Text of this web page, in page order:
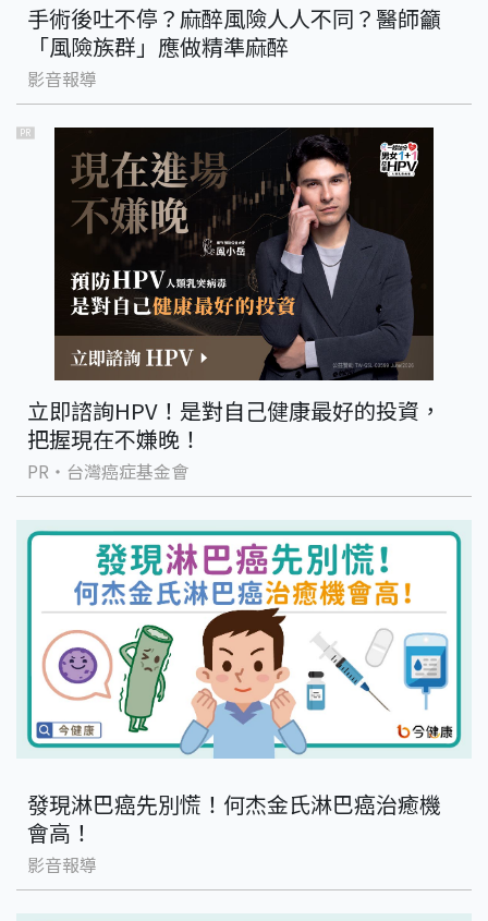
手術後吐不停？麻醉風險人人不同？醫師籲
「風險族群」應做精準麻醉
影音報導
PR
立即諮詢HPV！是對自己健康最好的投資，
把握現在不嫌晚！
PR・台灣癌症基金會
發現淋巴癌先別慌！何杰金氏淋巴癌治癒機
會高！
影音報導